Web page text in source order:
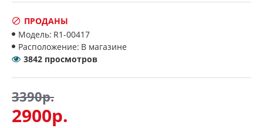
2900р.
3390р.
ПРОДАНЫ
Модель: R1-00417
Расположение: В магазине
3842 просмотров